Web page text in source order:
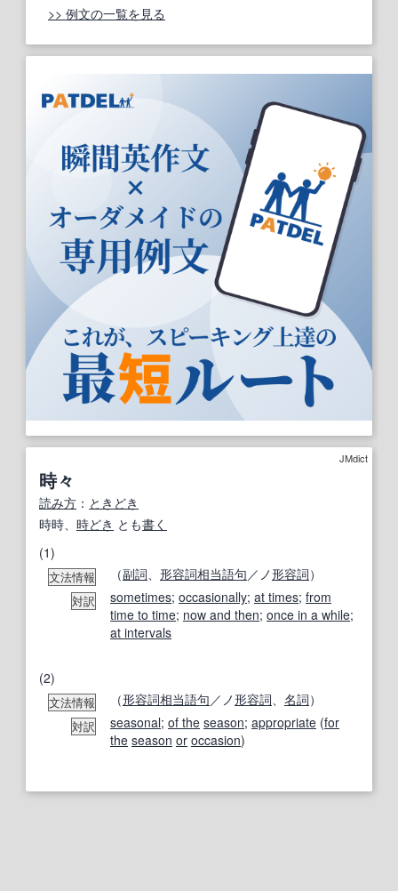
>> 例文の一覧を見る
JMdict
時々
読み方 ： ときどき
時時、 時どき とも書く
(1)
文法情報 （副詞 形容詞相当語句 ／ノ形容詞）
対訳 sometimes; occasionally; at times; from
time to time; now and then; once in a while;
at intervals
(2)
文法情報 （形容詞相当語句 ／ノ形容詞 名詞）
対訳 seasonal; of the season; appropriate (for
the season or occasion)